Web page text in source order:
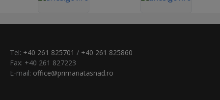
Tel: +40 261 825701 / +40 261 825860
Fax: +40 261 827223
E-mail: office@primariatasnad.ro